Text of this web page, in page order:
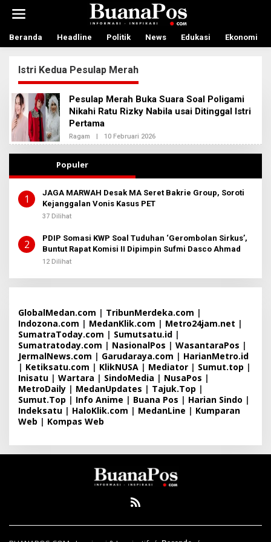
t
Beranda Headline Politik News Edukasi Ekonomi
Istri Kedua Pesulap Merah
Pesulap Merah Buka Suara Soal Poligami
Nikahi Ratu Rizky Nabila usai Ditinggal Istri
Pertama
Ragam | 10 Februari 2026
L
E
D
I
T
Populer
1
JAGA MARWAH Desak MA Seret Bakrie Group, Soroti
Kejanggalan Vonis Kasus PET
37 Dilihat
2
PDIP Somasi KWP Soal Tuduhan ‘Gerombolan Sirkus’,
Buntut Rapat Komisi II Dipimpin Sufmi Dasco Ahmad
12 Dilihat
GlobalMedan.com | TribunMerdeka.com |
Indozona.com | MedanKlik.com | Metro24jam.net |
SumatraToday.com | Sumutsatu.id |
Sumatratoday.com | NasionalPos | WasantaraPos |
JermalNews.com | Garudaraya.com | HarianMetro.id
| Ketiksatu.com | KlikNUSA | Mediator | Sumut.top |
Inisatu | Wartara | SindoMedia | NusaPos |
MetroDaily | MedanUpdates | Tajuk.Top |
Sumut.Top | Info Anime | Buana Pos | Harian Sindo |
Indeksatu | HaloKlik.com | MedanLine | Kumparan
Web | Kompas Web